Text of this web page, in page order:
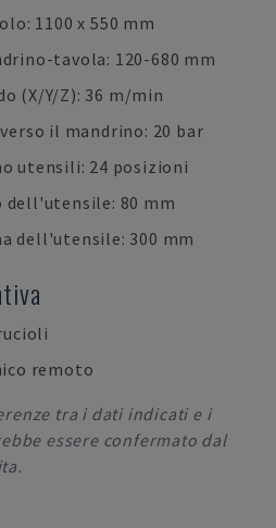
1100 x 550 mm
tavola: 120-680 mm
(X/Y/Z): 36 m/min
il mandrino: 20 bar
utensili: 24 posizioni
dell'utensile: 80 mm
dell'utensile: 300 mm
remoto
tra i dati indicati e i
essere confermato dal